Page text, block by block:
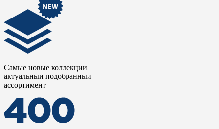
Самые новые коллекции,
актуальный подобранный
ассортимент